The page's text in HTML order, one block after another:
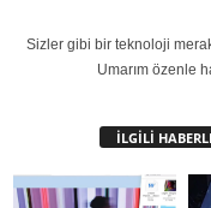
Sizler gibi bir teknoloji
Umarım özenle
İLGİLİ